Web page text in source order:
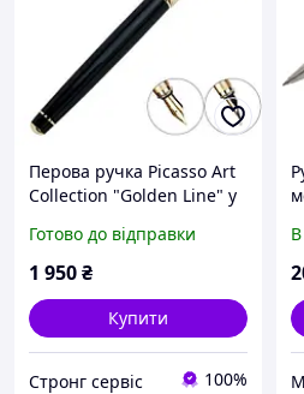
Перова ручка Picasso Art
Collection "Golden Line" у
Готово до відправки
1 950₴
Купити
Стронг сервіс 100%